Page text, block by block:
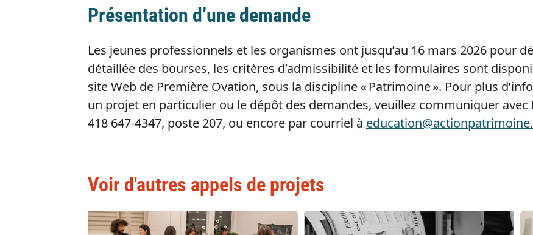
Présentation d’une demande
Les jeunes professionnels et les organismes ont jusqu’au 16 mars 2026 pour
détaillée des bourses, les critères d’admissibilité et les formulaires sont
site Web de Première Ovation, sous la discipline « Patrimoine ». Pour plus
un projet en particulier ou le dépôt des demandes, veuillez communiquer
418 647-4347, poste 207, ou encore par courriel à
Voir d'autres appels de projets